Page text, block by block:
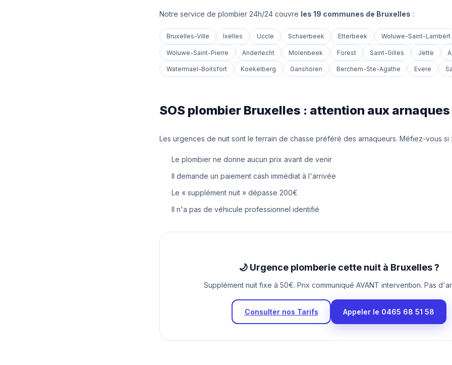
Notre service de plombier 24h/24 couvre les 19 communes de Bruxelles :
Bruxelles-Ville Ixelles Uccle Schaerbeek Etterbeek Woluwe-Saint-Lambert
Woluwe-Saint-Pierre Anderlecht Molenbeek Forest Saint-Gilles Jette
Watermael-Boitsfort Koekelberg Ganshoren Berchem-Ste-Agathe Evere
SOS plombier Bruxelles : attention aux
Les urgences de nuit sont le terrain de chasse préféré des arnaqueurs. Méfiez-vous si :
Le plombier ne donne aucun prix avant de venir
Il demande un paiement cash immédiat à l'arrivée
Le « supplément nuit » dépasse 200€
Il n'a pas de véhicule professionnel identifié
🌙 Urgence plomberie cette nuit à Bruxelles ?
Supplément nuit fixe à 50€. Prix communiqué AVANT intervention. Pas
Consulter nos Tarifs Appeler le 0465 68 51 58